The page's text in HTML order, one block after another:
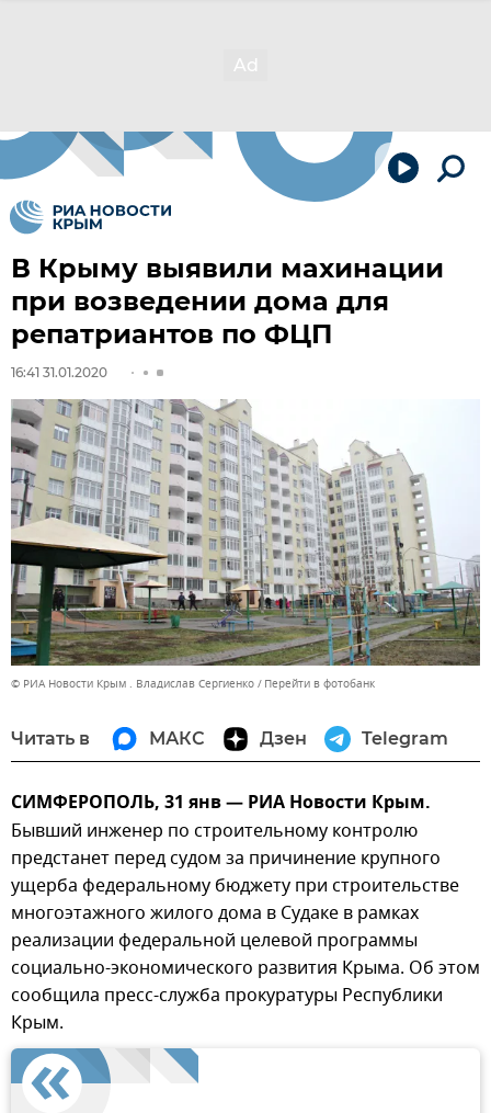
В Крыму выявили махинации
при возведении дома для
репатриантов по ФЦП
16:41 31.01.2020
© РИА Новости Крым . Владислав Сергиенко Перейти в фотобанк
Читать в МАКС Дзен Telegram
СИМФЕРОПОЛЬ, 31 янв — РИА Новости Крым.
Бывший инженер по строительному контролю
предстанет перед судом за причинение крупного
ущерба федеральному бюджету при строительстве
многоэтажного жилого дома в Судаке в рамках
реализации федеральной целевой программы
социально-экономического развития Крыма. Об этом
сообщила пресс-служба прокуратуры Республики
Крым.